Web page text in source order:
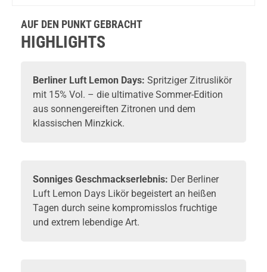
AUF DEN PUNKT GEBRACHT
HIGHLIGHTS
Berliner Luft Lemon Days: SpritzigerZitruslikör
mit 15% Vol. – die ultimative Sommer-Edition
aus sonnengereiften Zitronen und dem
klassischen Minzkick.
Sonniges Geschmackserlebnis: Der Berliner
Luft Lemon Days Likör begeistert an heißen
Tagen durch seine kompromisslos fruchtige
und extrem lebendige Art.